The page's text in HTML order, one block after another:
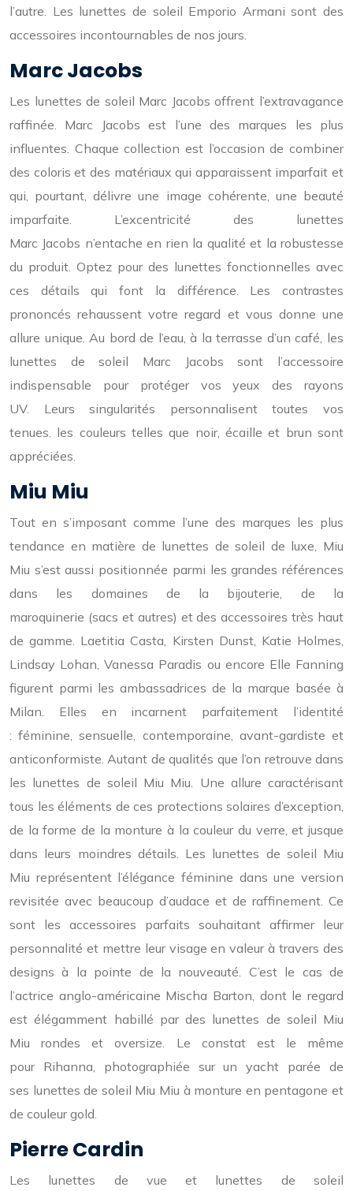
l’autre. Les lunettes de soleil Emporio Armani sont des
accessoires incontournables de nos jours.
Marc Jacobs
Les lunettes de soleil Marc Jacobs offrent l’extravagance
raffinée. Marc Jacobs est l’une des marques les plus
influentes. Chaque collection est l’occasion de combiner
des coloris et des matériaux qui apparaissent imparfait et
qui, pourtant, délivre une image cohérente, une beauté
imparfaite. L’excentricité des lunettes
Marc Jacobs n’entache en rien la qualité et la robustesse
du produit. Optez pour des lunettes fonctionnelles avec
ces détails qui font la différence. Les contrastes
prononcés rehaussent votre regard et vous donne une
allure unique. Au bord de l’eau, à la terrasse d’un café, les
lunettes de soleil Marc Jacobs sont l’accessoire
indispensable pour protéger vos yeux des rayons
UV. Leurs singularités personnalisent toutes vos
tenues. les couleurs telles que noir, écaille et brun sont
appréciées.
Miu Miu
Tout en s’imposant comme l’une des marques les plus
tendance en matière de lunettes de soleil de luxe, Miu
Miu s’est aussi positionnée parmi les grandes références
dans les domaines de la bijouterie, de la
maroquinerie (sacs et autres) et des accessoires très haut
de gamme. Laetitia Casta, Kirsten Dunst, Katie Holmes,
Lindsay Lohan, Vanessa Paradis ou encore Elle Fanning
figurent parmi les ambassadrices de la marque basée à
Milan. Elles en incarnent parfaitement l’identité
: féminine, sensuelle, contemporaine, avant-gardiste et
anticonformiste. Autant de qualités que l’on retrouve dans
les lunettes de soleil Miu Miu. Une allure caractérisant
tous les éléments de ces protections solaires d’exception,
de la forme de la monture à la couleur du verre, et jusque
dans leurs moindres détails. Les lunettes de soleil Miu
Miu représentent l’élégance féminine dans une version
revisitée avec beaucoup d’audace et de raffinement. Ce
sont les accessoires parfaits souhaitant affirmer leur
personnalité et mettre leur visage en valeur à travers des
designs à la pointe de la nouveauté. C’est le cas de
l’actrice anglo-américaine Mischa Barton, dont le regard
est élégamment habillé par des lunettes de soleil Miu
Miu rondes et oversize. Le constat est le même
pour Rihanna, photographiée sur un yacht parée de
ses lunettes de soleil Miu Miu à monture en pentagone et
de couleur gold.
Pierre Cardin
Les lunettes de vue et lunettes de soleil